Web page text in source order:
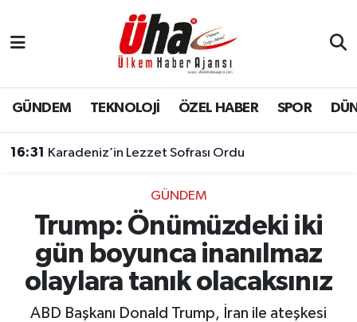
GÜNDEM TEKNOLOJİ ÖZEL HABER SPOR
16:31 Karadeniz’in Lezzet Sofrası Ordu
GÜNDEM
Trump: Önümüzdeki iki
gün boyunca inanılmaz
olaylara tanık olacaksınız
ABD Başkanı Donald Trump, İran ile ateşkesi
İstanbul Nöbetçi Eczaneler
İstanbul Hava Durumu
Süper Lig Puan Durumu ve Fikstür
Tüm Manşetler